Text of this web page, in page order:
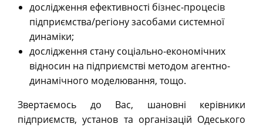
дослідження ефективності бізнес-процесів
підприємства/регіону засобами системної
динаміки;
дослідження стану соціально-економічних
відносин на підприємстві методом агентно-
динамічного моделювання, тощо.
Звертаємось до Вас, шановні керівники
підприємств, установ та організацій Одеського